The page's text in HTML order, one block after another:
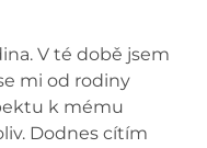
V té době jsem
mi od rodiny
k mému
Dodnes cítím